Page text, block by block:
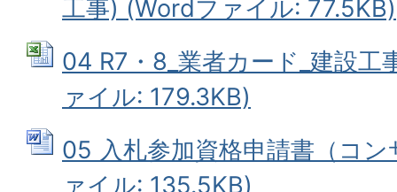
工事) (Wordファイル: 77.5KB)
04 R7・8_業者カード_建設工
ァイル: 179.3KB)
05 入札参加資格申請書（コ
ァイル: 135.5KB)